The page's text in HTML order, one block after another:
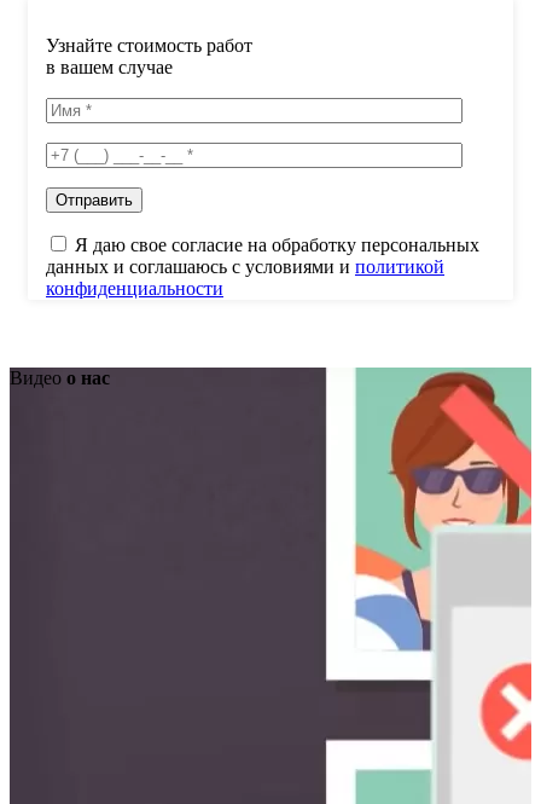
Узнайте стоимость работ
в вашем случае
Я даю свое согласие на обработку персональных
данных и соглашаюсь с условиями и политикой
конфиденциальности
Видео о нас